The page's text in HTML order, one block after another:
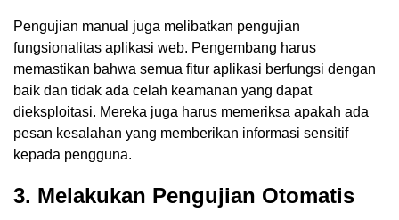
Pengujian manual juga melibatkan pengujian
fungsionalitas aplikasi web. Pengembang harus
memastikan bahwa semua fitur aplikasi berfungsi dengan
baik dan tidak ada celah keamanan yang dapat
dieksploitasi. Mereka juga harus memeriksa apakah ada
pesan kesalahan yang memberikan informasi sensitif
kepada pengguna.
3. Melakukan Pengujian Otomatis